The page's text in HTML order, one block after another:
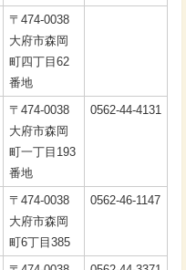
〒474-0038
大府市森岡
町四丁目62
番地
〒474-0038
大府市森岡
町一丁目193
番地
0562-44-4131
〒474-0038
大府市森岡
町6丁目385
0562-46-1147